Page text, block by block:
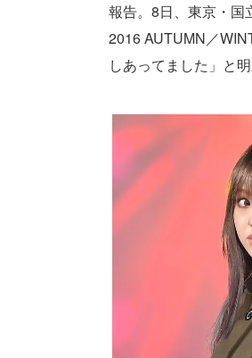
報告。8日、東京・国
2016 AUTUMN／
しあってました」と明